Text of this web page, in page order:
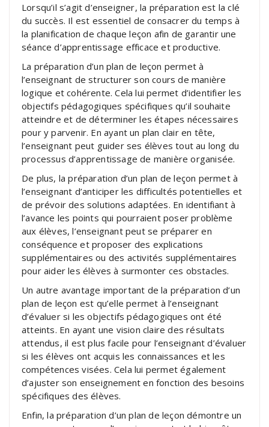
Lorsqu’il s’agit d’enseigner, la préparation est la clé
du succès. Il est essentiel de consacrer du temps à
la planification de chaque leçon afin de garantir une
séance d’apprentissage efficace et productive.
La préparation d’un plan de leçon permet à
l’enseignant de structurer son cours de manière
logique et cohérente. Cela lui permet d’identifier les
objectifs pédagogiques spécifiques qu’il souhaite
atteindre et de déterminer les étapes nécessaires
pour y parvenir. En ayant un plan clair en tête,
l’enseignant peut guider ses élèves tout au long du
processus d’apprentissage de manière organisée.
De plus, la préparation d’un plan de leçon permet à
l’enseignant d’anticiper les difficultés potentielles et
de prévoir des solutions adaptées. En identifiant à
l’avance les points qui pourraient poser problème
aux élèves, l’enseignant peut se préparer en
conséquence et proposer des explications
supplémentaires ou des activités supplémentaires
pour aider les élèves à surmonter ces obstacles.
Un autre avantage important de la préparation d’un
plan de leçon est qu’elle permet à l’enseignant
d’évaluer si les objectifs pédagogiques ont été
atteints. En ayant une vision claire des résultats
attendus, il est plus facile pour l’enseignant d’évaluer
si les élèves ont acquis les connaissances et les
compétences visées. Cela lui permet également
d’ajuster son enseignement en fonction des besoins
spécifiques des élèves.
Enfin, la préparation d’un plan de leçon démontre un